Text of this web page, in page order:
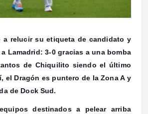
a relucir su etiqueta de candidato y
Lamadrid: 3-0 gracias a una bomba
de Chiquilito siendo el último
el Dragón es puntero de la Zona A y
de Dock Sud.
destinados a pelear arriba